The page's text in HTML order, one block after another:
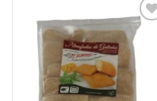
Adicionar
aos
Favoritos